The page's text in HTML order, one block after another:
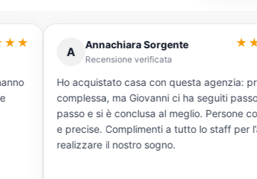
A Annachiara Sorgente
Recensione verificata
Ho acquistato casa con questa agenzia:
complessa, ma Giovanni ci ha seguiti
passo e si è conclusa al meglio. Persone competenti
e precise. Complimenti a tutto lo staff per
realizzare il nostro sogno.